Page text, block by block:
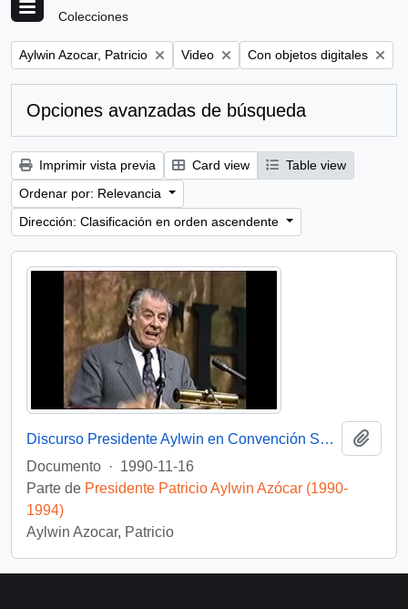
Colecciones
Remove filter:
Aylwin Azocar, Patricio Remove filter:
Video Remove filter:
Con objetos digitales
Opciones avanzadas de búsqueda
Imprimir vista previa Card view
Table view
Ordenar por: Relevancia
Dirección: Clasificación en orden ascendente
Discurso Presidente Aylwin en Convención Santiago: Video
Documento · 1990-11-16
Parte de Presidente Patricio Aylwin Azócar (1990-
1994)
Aylwin Azocar, Patricio